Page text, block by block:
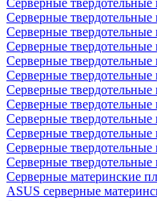
Cерверные
Cерверные
Cерверные
Cерверные
Серверные твердотельные
Серверные твердотельные
Cерверные
Cерверные твердотельные
Cерверные
Cерверные
Cерверные твердотельные
Cерверные
Серверные материнские
ASUS серверные